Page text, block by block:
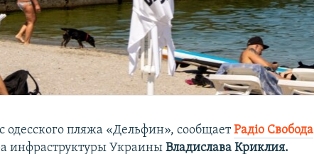
одесского пляжа «Дельфин», сообщаетРадіо Свобода
инфраструктуры УкраиныВладислава Криклия.